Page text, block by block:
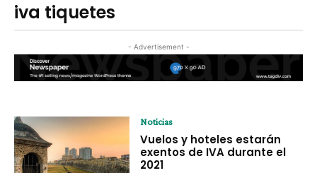
iva tiquetes
- Advertisement -
Noticias
Vuelos y hoteles estarán
exentos de IVA durante el
2021